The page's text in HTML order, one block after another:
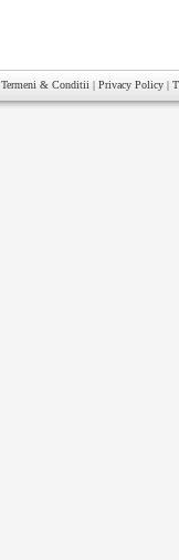
Termeni & Conditii | Privacy Policy |